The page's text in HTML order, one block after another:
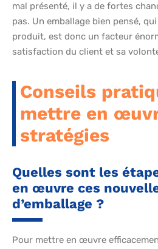
mal présenté, il y a de fortes
pas. Un emballage bien pensé,
produit, est donc un facteur
satisfaction du client et sa
Conseils
mettre en
stratégies
Quelles sont les
en œuvre ces
d’emballage ?
Pour mettre en œuvre